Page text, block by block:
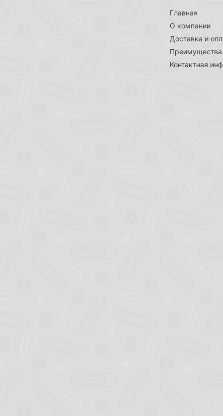
Главная
О компании
Доставка и
Преимущества
Контактная